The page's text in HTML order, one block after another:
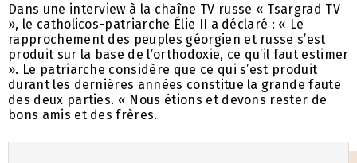
Dans une interview à la chaîne TV russe « Tsargrad TV
», le catholicos-patriarche Élie II a déclaré : « Le
rapprochement des peuples géorgien et russe s’est
produit sur la base de l’orthodoxie, ce qu’il faut estimer
». Le patriarche considère que ce qui s’est produit
durant les dernières années constitue la grande faute
des deux parties. « Nous étions et devons rester de
bons amis et des frères.